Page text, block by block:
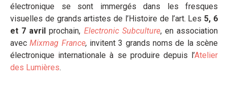
électronique se sont immergés dans les fresques
visuelles de grands artistes de l’Histoire de l’art. Les5, 6
et 7 avril prochain, Electronic Subculture, en association
avecMixmag France, invitent 3 grands noms de la scène
électronique internationale à se produire depuis l’Atelier
des Lumières.